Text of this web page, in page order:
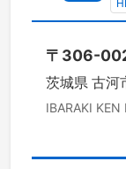
〒 306-
茨城県 古河
IBARAKI KEN